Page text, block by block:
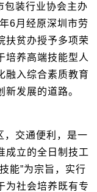
包装行业协会主办
6月经原深圳市劳
扶贫办授予多项荣
培养高端技能型人
融入综合素质教育
发展的道路。
，交通便利，是一
成立的全日制技工
能”为宗旨，实行
为社会培养既有专